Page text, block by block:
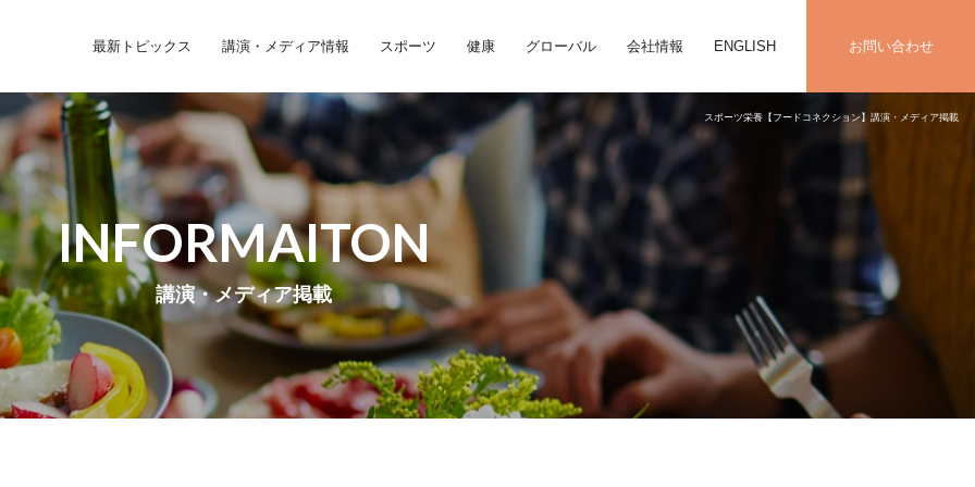
最新トピックス 講演・メディア情報 スポーツ 健康 グローバル 会社情報 ENGLISH お問い合わせ
スポーツ栄養【フードコネクション】講演・メディア掲載
INFORMAITON
講演・メディア掲載